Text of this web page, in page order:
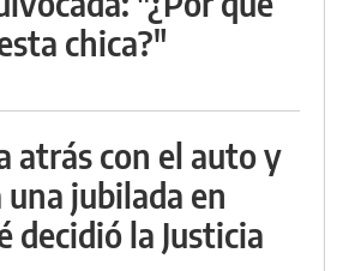
chica?"
atrás con el auto y
jubilada en
decidió la Justicia